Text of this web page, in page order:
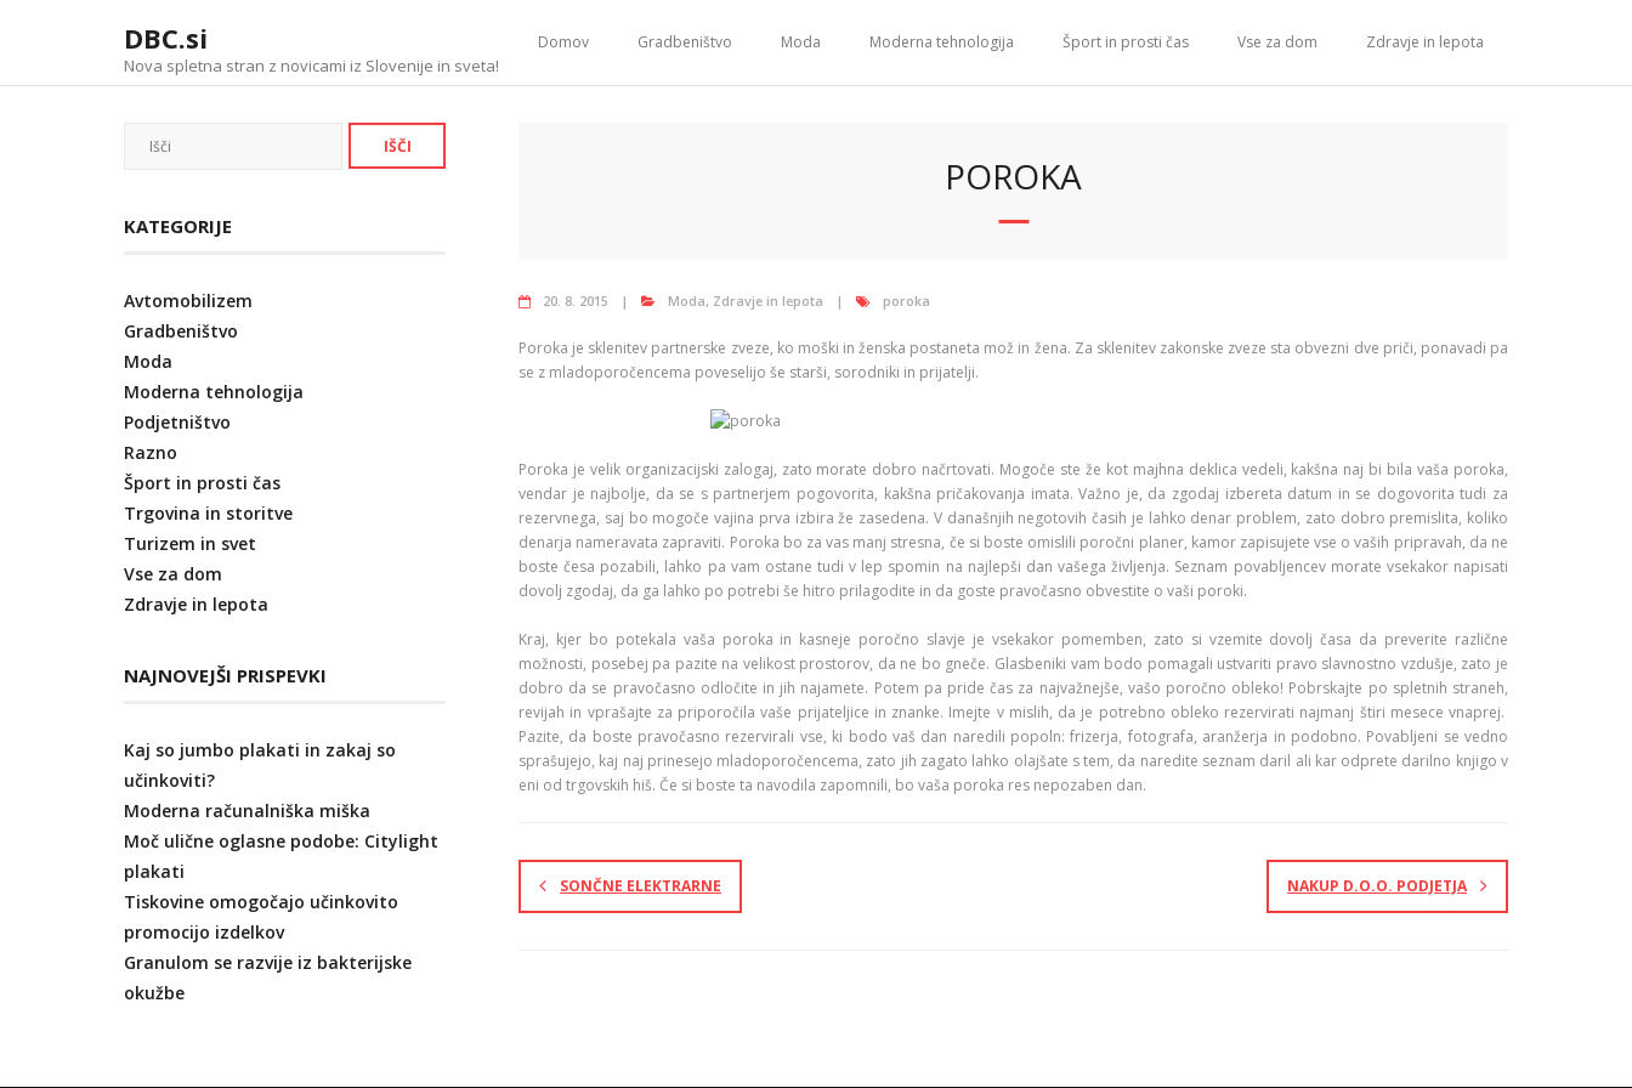
DBC.si
Nova spletna stran z novicami iz Slovenije in sveta!
Domov Gradbeništvo Moda Moderna tehnologija Šport in prosti čas Vse za dom Zdravje in lepota
POROKA
20. 8. 2015 Moda, Zdravje in lepota poroka
Poroka je sklenitev partnerske zveze, ko moški in ženska postaneta mož in žena. Za sklenitev zakonske zveze sta obvezni dve priči, ponavadi pa
se z mladoporočencema poveselijo še starši, sorodniki in prijatelji.
Poroka je velik organizacijski zalogaj, zato morate dobro načrtovati. Mogoče ste že kot majhna deklica vedeli, kakšna naj bi bila vaša poroka,
vendar je najbolje, da se s partnerjem pogovorita, kakšna pričakovanja imata. Važno je, da zgodaj izbereta datum in se dogovorita tudi za
rezervnega, saj bo mogoče vajina prva izbira že zasedena. V današnjih negotovih časih je lahko denar problem, zato dobro premislita, koliko
denarja nameravata zapraviti. Poroka bo za vas manj stresna, če si boste omislili poročni planer, kamor zapisujete vse o vaših pripravah, da ne
boste česa pozabili, lahko pa vam ostane tudi v lep spomin na najlepši dan vašega življenja. Seznam povabljencev morate vsekakor napisati
dovolj zgodaj, da ga lahko po potrebi še hitro prilagodite in da goste pravočasno obvestite o vaši poroki.
Kraj, kjer bo potekala vaša poroka in kasneje poročno slavje je vsekakor pomemben, zato si vzemite dovolj časa da preverite različne
možnosti, posebej pa pazite na velikost prostorov, da ne bo gneče. Glasbeniki vam bodo pomagali ustvariti pravo slavnostno vzdušje, zato je
dobro da se pravočasno odločite in jih najamete. Potem pa pride čas za najvažnejše, vašo poročno obleko! Pobrskajte po spletnih straneh,
revijah in vprašajte za priporočila vaše prijateljice in znanke. Imejte v mislih, da je potrebno obleko rezervirati najmanj štiri mesece vnaprej.
Pazite, da boste pravočasno rezervirali vse, ki bodo vaš dan naredili popoln: frizerja, fotografa, aranžerja in podobno. Povabljeni se vedno
sprašujejo, kaj naj prinesejo mladoporočencema, zato jih zagato lahko olajšate s tem, da naredite seznam daril ali kar odprete darilno knjigo v
eni od trgovskih hiš. Če si boste ta navodila zapomnili, bo vaša poroka res nepozaben dan.
SONČNE ELEKTRARNE NAKUP D.O.O. PODJETJA
KATEGORIJE
Avtomobilizem
Gradbeništvo
Moda
Moderna tehnologija
Podjetništvo
Razno
Šport in prosti čas
Trgovina in storitve
Turizem in svet
Vse za dom
Zdravje in lepota
NAJNOVEJŠI PRISPEVKI
Kaj so jumbo plakati in zakaj so
učinkoviti?
Moderna računalniška miška
Moč ulične oglasne podobe: Citylight
plakati
Tiskovine omogočajo učinkovito
promocijo izdelkov
Granulom se razvije iz bakterijske
okužbe